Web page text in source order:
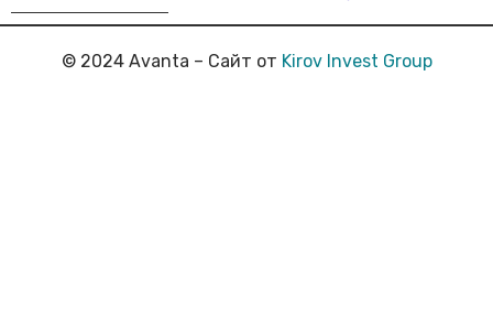
© 2024 Avanta – Сайт от Kirov Invest Group